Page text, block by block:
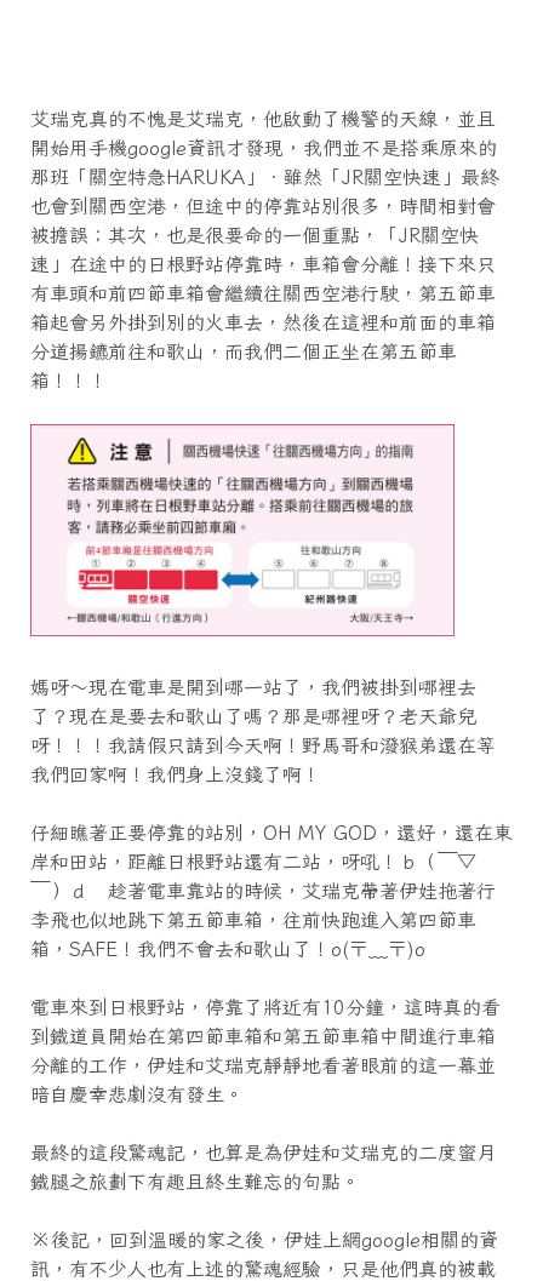
艾瑞克真的不愧是艾瑞克，他啟動了機警的天線，並且
開始用手機google資訊才發現，我們並不是搭乘原來的
那班「關空特急HARUKA」．雖然「JR關空快速」最終
也會到關西空港，但途中的停靠站別很多，時間相對會
被擔誤；其次，也是很要命的一個重點，「JR關空快
速」在途中的日根野站停靠時，車箱會分離！接下來只
有車頭和前四節車箱會繼續往關西空港行駛，第五節車
箱起會另外掛到別的火車去，然後在這裡和前面的車箱
分道揚鑣前往和歌山，而我們二個正坐在第五節車
箱！！！
媽呀～現在電車是開到哪一站了，我們被掛到哪裡去
了？現在是要去和歌山了嗎？那是哪裡呀？老天爺兒
呀！！！我請假只請到今天啊！野馬哥和潑猴弟還在等
我們回家啊！我們身上沒錢了啊！
仔細瞧著正要停靠的站別，OH MY GOD，還好，還在東
岸和田站，距離日根野站還有二站，呀吼！ｂ（￣▽
￣）ｄ 趁著電車靠站的時候，艾瑞克帶著伊娃拖著行
李飛也似地跳下第五節車箱，往前快跑進入第四節車
箱，SAFE！我們不會去和歌山了！o(〒﹏〒)o
電車來到日根野站，停靠了將近有10分鐘，這時真的看
到鐵道員開始在第四節車箱和第五節車箱中間進行車箱
分離的工作，伊娃和艾瑞克靜靜地看著眼前的這一幕並
暗自慶幸悲劇沒有發生。
最終的這段驚魂記，也算是為伊娃和艾瑞克的二度蜜月
鐵腿之旅劃下有趣且終生難忘的句點。
※後記，回到溫暖的家之後，伊娃上網google相關的資
訊，有不少人也有上述的驚魂經驗，只是他們真的被載